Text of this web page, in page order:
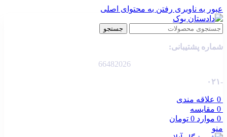
عبور به ناوبری رفتن به محتوای اصلی
جستجو
شماره پشتیبانی:
66482026
-۰۲۱
0 علاقه مندی
0 مقایسه
0 موارد 0 تومان
منو